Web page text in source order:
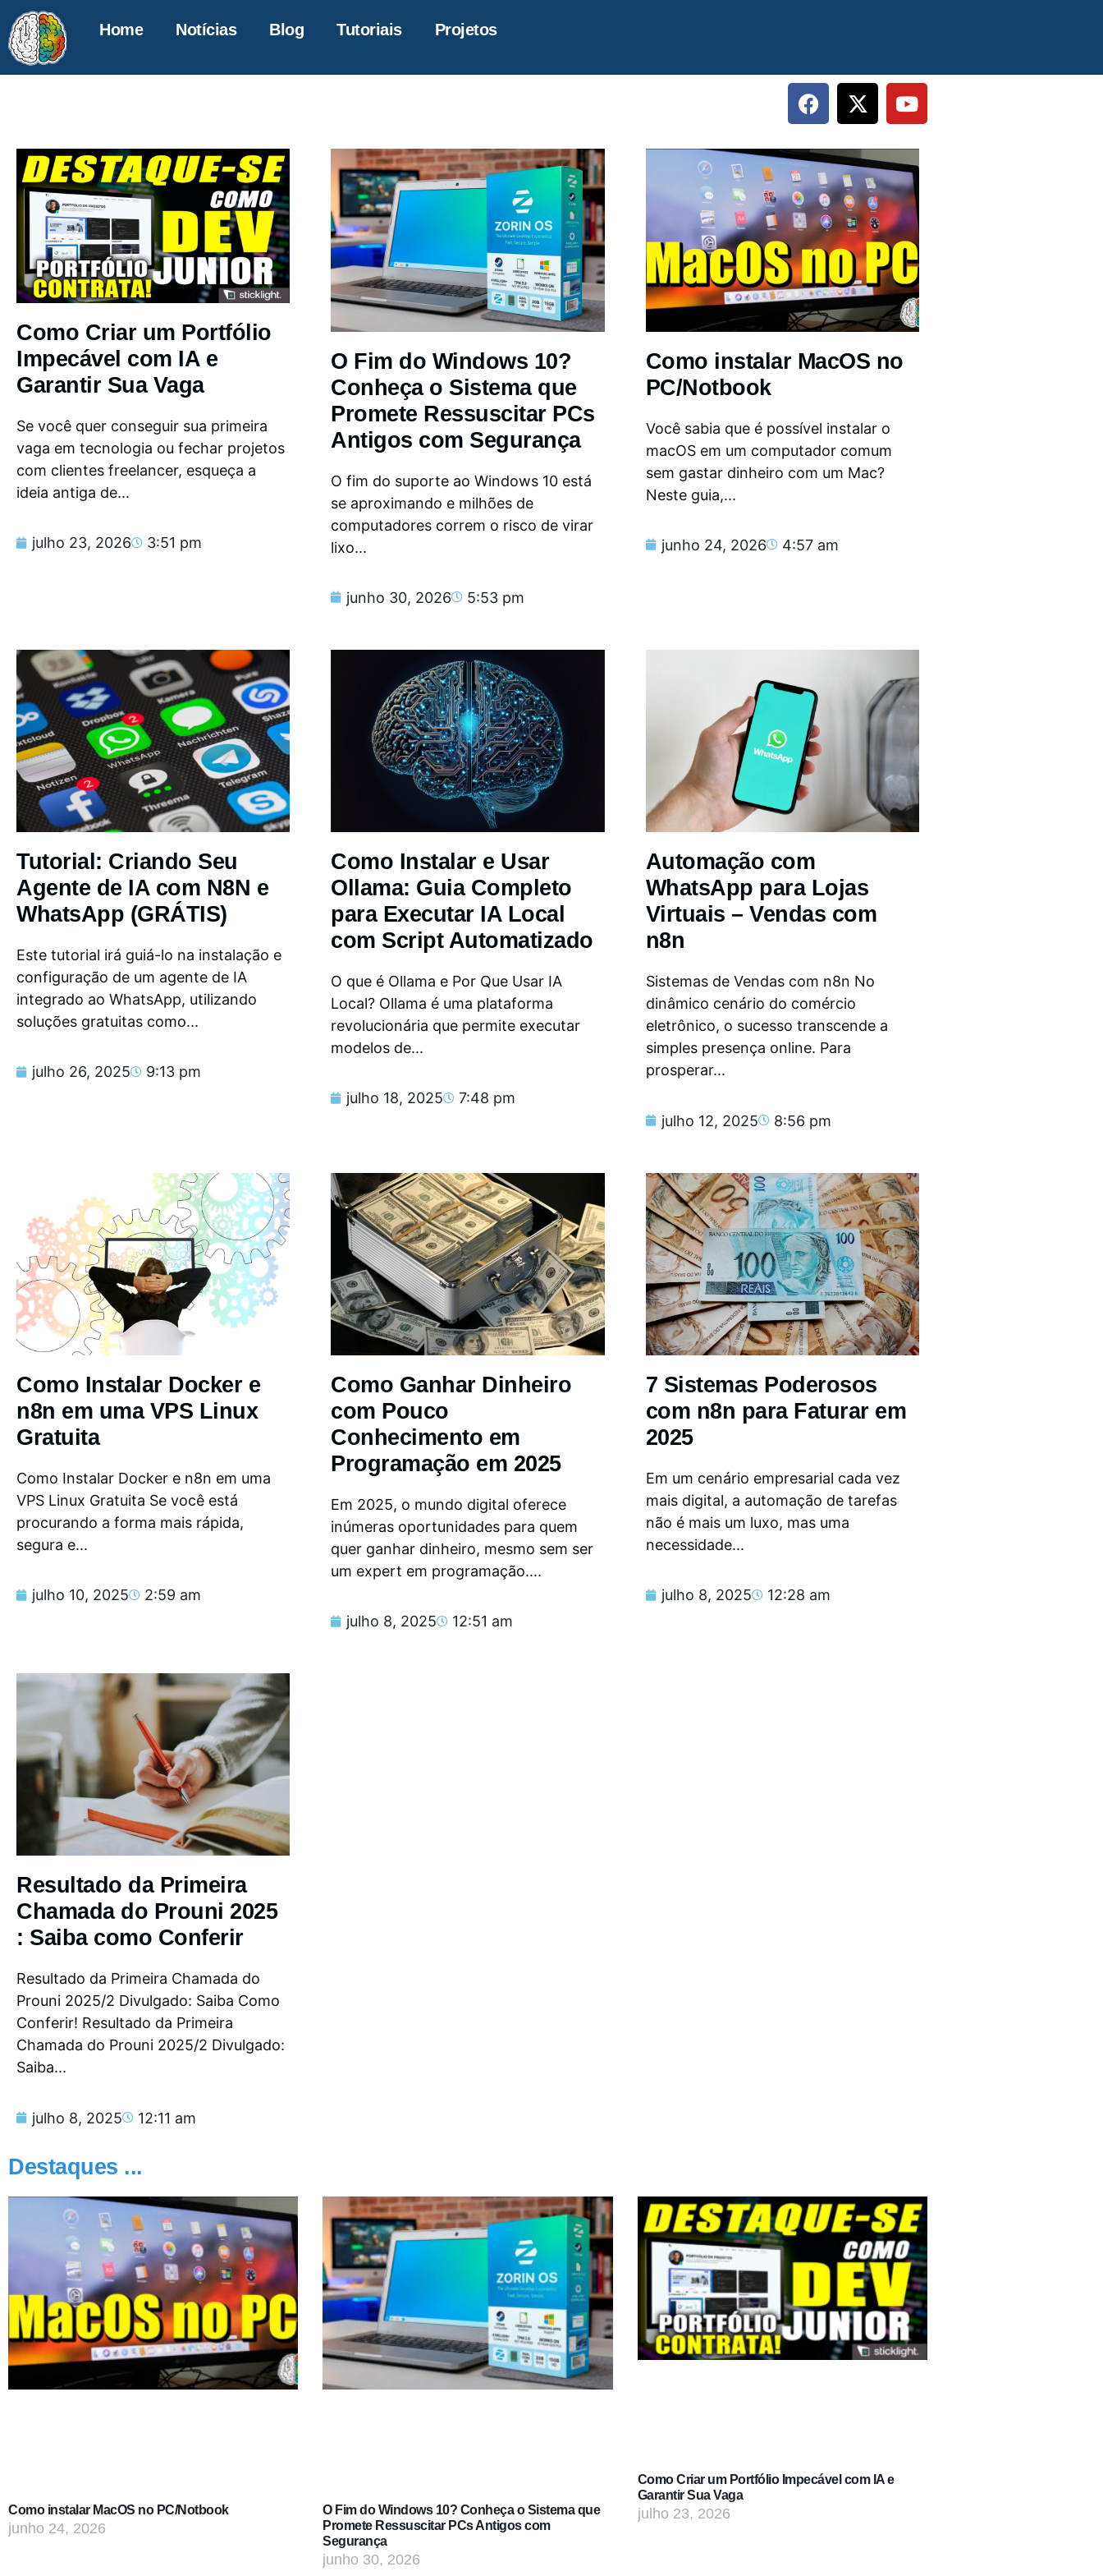
Home Notícias Blog Tutoriais Projetos
Como Criar um Portfólio
Impecável com IA e
Garantir Sua Vaga
Se você quer conseguir sua primeira
vaga em tecnologia ou fechar projetos
com clientes freelancer, esqueça a
ideia antiga de...
julho 23, 2026 3:51 pm
O Fim do Windows 10?
Conheça o Sistema que
Promete Ressuscitar PCs
Antigos com Segurança
O fim do suporte ao Windows 10 está
se aproximando e milhões de
computadores correm o risco de virar
lixo...
junho 30, 2026 5:53 pm
Como instalar MacOS no
PC/Notbook
Você sabia que é possível instalar o
macOS em um computador comum
sem gastar dinheiro com um Mac?
Neste guia,...
junho 24, 2026 4:57 am
Tutorial: Criando Seu
Agente de IA com N8N e
WhatsApp (GRÁTIS)
Este tutorial irá guiá-lo na instalação e
configuração de um agente de IA
integrado ao WhatsApp, utilizando
soluções gratuitas como...
julho 26, 2025 9:13 pm
Como Instalar e Usar
Ollama: Guia Completo
para Executar IA Local
com Script Automatizado
O que é Ollama e Por Que Usar IA
Local? Ollama é uma plataforma
revolucionária que permite executar
modelos de...
julho 18, 2025 7:48 pm
Automação com
WhatsApp para Lojas
Virtuais – Vendas com
n8n
Sistemas de Vendas com n8n No
dinâmico cenário do comércio
eletrônico, o sucesso transcende a
simples presença online. Para
prosperar...
julho 12, 2025 8:56 pm
Como Instalar Docker e
n8n em uma VPS Linux
Gratuita
Como Instalar Docker e n8n em uma
VPS Linux Gratuita Se você está
procurando a forma mais rápida,
segura e...
julho 10, 2025 2:59 am
Como Ganhar Dinheiro
com Pouco
Conhecimento em
Programação em 2025
Em 2025, o mundo digital oferece
inúmeras oportunidades para quem
quer ganhar dinheiro, mesmo sem ser
um expert em programação....
julho 8, 2025 12:51 am
7 Sistemas Poderosos
com n8n para Faturar em
2025
Em um cenário empresarial cada vez
mais digital, a automação de tarefas
não é mais um luxo, mas uma
necessidade...
julho 8, 2025 12:28 am
Resultado da Primeira
Chamada do Prouni 2025
: Saiba como Conferir
Resultado da Primeira Chamada do
Prouni 2025/2 Divulgado: Saiba Como
Conferir! Resultado da Primeira
Chamada do Prouni 2025/2 Divulgado:
Saiba...
julho 8, 2025 12:11 am
Destaques ...
Como instalar MacOS no PC/Notbook
junho 24, 2026
O Fim do Windows 10? Conheça o Sistema que
Promete Ressuscitar PCs Antigos com
Segurança
junho 30, 2026
Como Criar um Portfólio Impecável com IA e
Garantir Sua Vaga
julho 23, 2026